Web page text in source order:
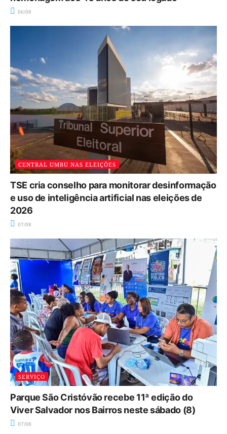
06/08
CENTRAL UMBU NAS ELEIÇÕES
TSE cria conselho para monitorar desinformação
e uso de inteligência artificial nas eleições de
2026
07/08
SERVIÇO
Parque São Cristóvão recebe 11ª edição do
Viver Salvador nos Bairros neste sábado (8)
07/08